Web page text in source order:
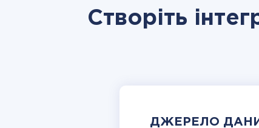
Створіть
ДЖЕРЕЛО